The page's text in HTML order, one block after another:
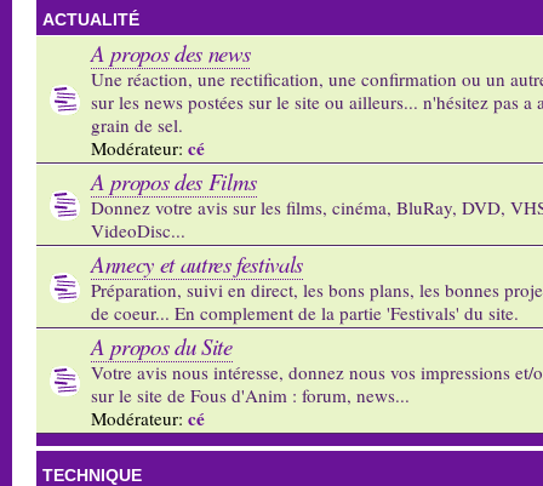
ACTUALITÉ
A propos des news
Une réaction, une rectification, une confirmation ou un
sur les news postées sur le site ou ailleurs... n'hésitez pas a
grain de sel.
Modérateur: cé
A propos des Films
Donnez votre avis sur les films, cinéma, BluRay, DVD,
VideoDisc...
Annecy et autres festivals
Préparation, suivi en direct, les bons plans, les bonnes
de coeur... En complement de la partie 'Festivals' du site.
A propos du Site
Votre avis nous intéresse, donnez nous vos impressions et/
sur le site de Fous d'Anim : forum, news...
Modérateur: cé
TECHNIQUE